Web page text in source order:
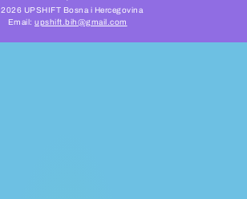
UPSHIFT Bosna i Hercegovina
Email: upshift.bih@gmail.com